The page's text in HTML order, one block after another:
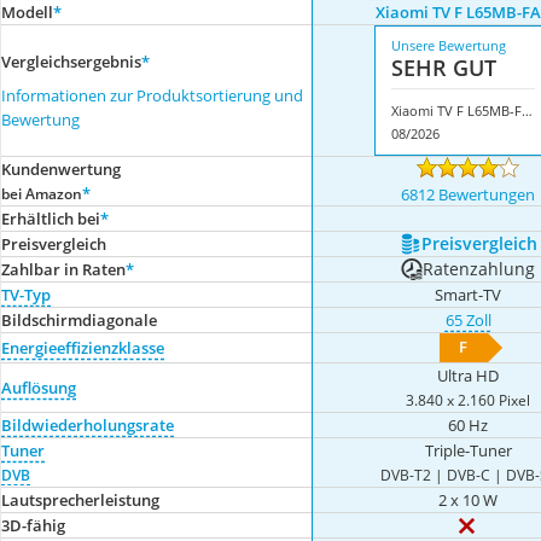
Modell* Xiaomi TV F L65MB-
Vergleichsergebnis*
Informationen zur Produktsortierung und
Bewertung
Unsere Bewertung
SEHR GUT
Xiaomi TV F L65MB-FAEU
08/2026
Kundenwertung
bei Amazon*
6812 Bewertungen
Erhältlich bei*
Preis­vergleich
Preis­vergleich
Zahlbar in Raten* Ratenzahlung
TV-Typ
Smart-TV
Bildschirmdiagonale
65 Zoll
Energieeffizienzklasse
F
Auflösung
Ultra HD
3.840 x 2.160 Pixel
Bildwiederholungsrate
60 Hz
Tuner
DVB
Triple-Tuner
DVB-T2 | DVB-C | DVB-
Lautsprecherleistung
2 x 10 W
3D-fähig